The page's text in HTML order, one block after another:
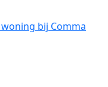
bij Comma